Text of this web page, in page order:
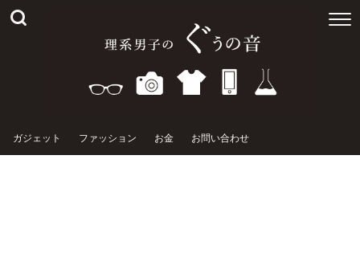
ガジェット ファッション お金 お問い合わせ